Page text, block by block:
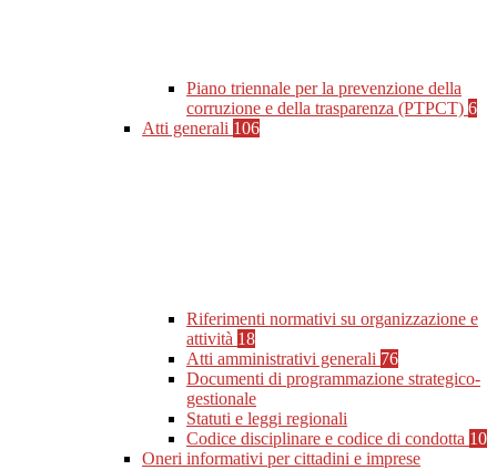
Piano triennale per la prevenzione della
corruzione e della trasparenza (PTPCT) 6
Atti generali 106
Riferimenti normativi su organizzazione e
attività 18
Atti amministrativi generali 76
Documenti di programmazione strategico-
gestionale
Statuti e leggi regionali
Codice disciplinare e codice di condotta 10
Oneri informativi per cittadini e imprese